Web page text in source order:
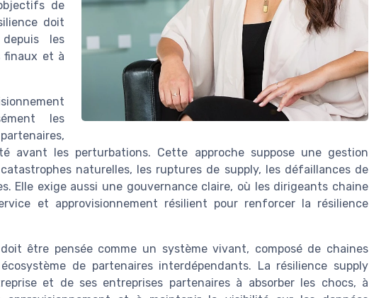
de
doit
les
finaux et à
les
avant les perturbations. Cette approche suppose une gestion
naturelles, les ruptures de supply, les défaillances de
Elle exige aussi une gouvernance claire, où les dirigeants chaine
et approvisionnement résilient pour renforcer la résilience
être pensée comme un système vivant, composé de chaines
de partenaires interdépendants. La résilience supply
et de ses entreprises partenaires à absorber les chocs, à